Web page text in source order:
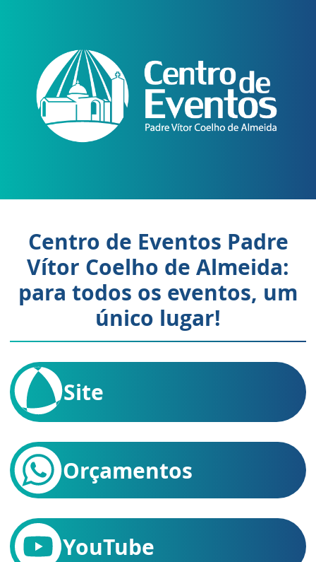
Centro de Eventos Padre
Vítor Coelho de Almeida:
para todos os eventos, um
único lugar!
Site
Orçamentos
YouTube